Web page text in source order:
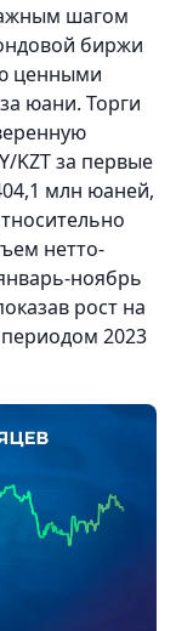
шагом
биржи
ценными
юани. Торги
KZT за первые
млн юаней,
нетто-
ноябрь
рост на
2023